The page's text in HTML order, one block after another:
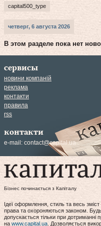
capital500_type
четверг, 6 августа 2026
В этом разделе пока нет
сервисы
новини компаній
реклама
контакти
правила
rss
контакти
e-mail: contact@capital.ua
Бізнес починається з Капіталу
Ідеї оформлення, стиль та весь зміст
права та охороняються законом.
допускається тільки при дотриманні
на www.capital.ua . Дозволяється